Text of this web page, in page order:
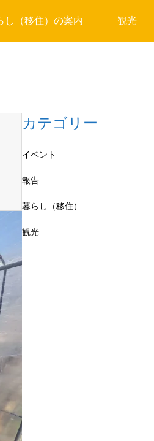
し（移住）の案内 観光
カテゴリー
イベント
報告
暮らし（移住）
観光